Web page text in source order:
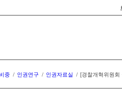
중 / 인권연구 / 인권자료실 / [경찰개혁위원회